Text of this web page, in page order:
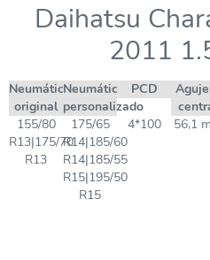
Daihatsu
2011
Neumático
original
Neumático
personalizado
PCD
155/80
R13|175/70
R13
175/65
R14|185/60
R14|185/55
R15|195/50
R15
4*100 56,1